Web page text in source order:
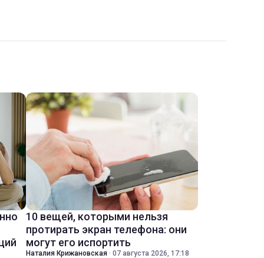
10 вещей, которыми нельзя
протирать экран телефона: они
могут его испортить
Наталия Крижановская · 07 августа 2026, 17:18